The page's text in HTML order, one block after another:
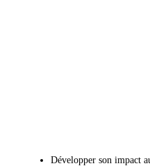
Développer son impact